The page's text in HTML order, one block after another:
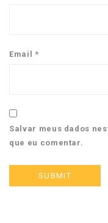
Email *
Salvar meus dados
que eu comentar.